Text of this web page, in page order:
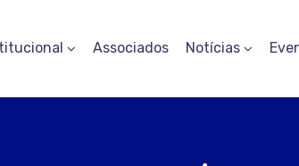
Associados Notícias